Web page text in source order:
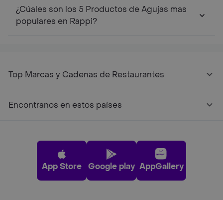
¿Cúales son los 5 Productos de Agujas mas
populares en Rappi?
Top Marcas y Cadenas de Restaurantes
Encontranos en estos países
App Store Google play AppGallery